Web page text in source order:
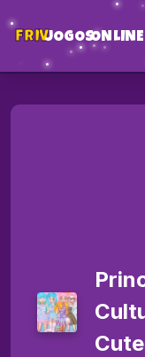
FRIVJOGOSONLINE